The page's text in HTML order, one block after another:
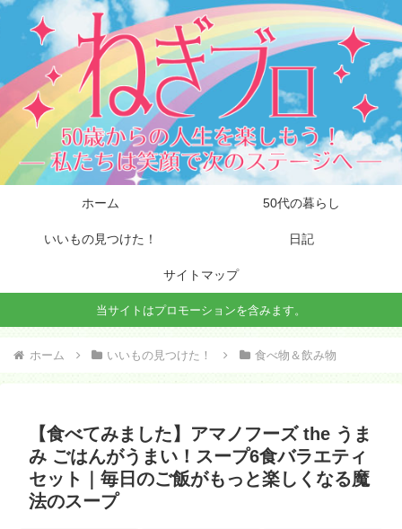
ホーム 50代の暮らし
いいもの見つけた！ 日記
サイトマップ
当サイトはプロモーションを含みます。
ホーム いいもの見つけた！ 食べ物＆飲み物
【食べてみました】アマノフーズ the うま
み ごはんがうまい！スープ6食バラエティ
セット｜毎日のご飯がもっと楽しくなる魔
法のスープ